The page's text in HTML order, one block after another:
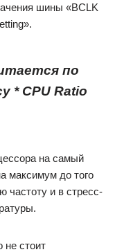
шины «BCLK
по
* CPU Ratio
на самый
максимум до того
частоту и в стресс-
не стоит